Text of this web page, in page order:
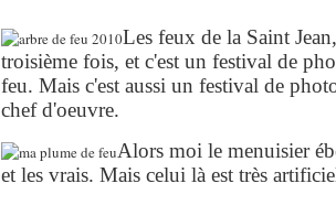
Les feux de la Saint
troisième fois, et c'est un festival de
feu. Mais c'est aussi un festival de
chef d'oeuvre.
Alors moi le menuisier
et les vrais. Mais celui là est très